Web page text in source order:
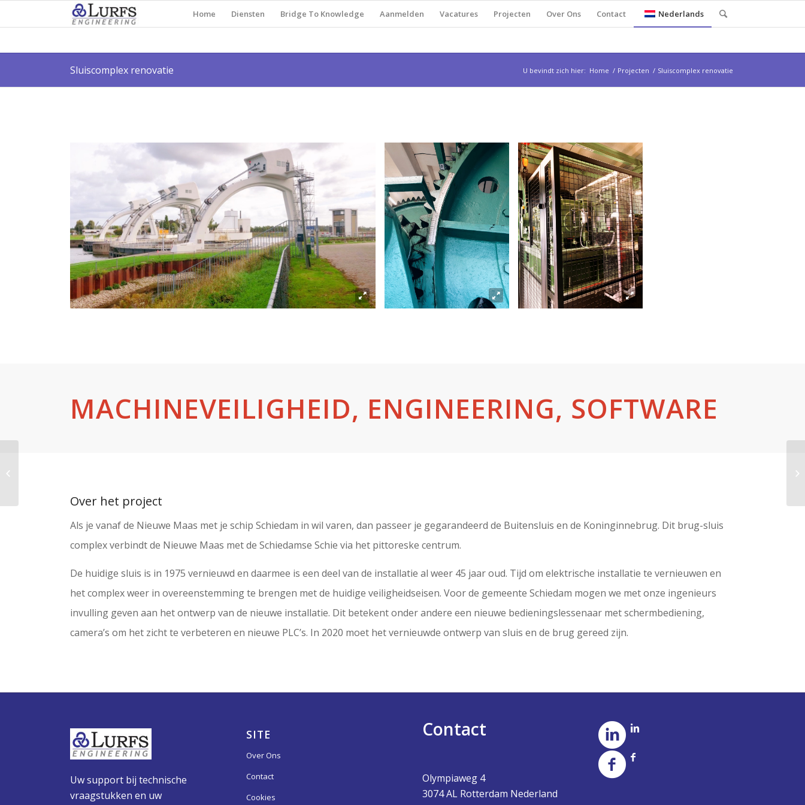
Home Diensten Bridge To Knowledge Aanmelden Vacatures Projecten Over Ons Contact Nederlands
Sluiscomplex renovatie U bevindt zich hier: Home / Projecten / Sluiscomplex renovatie
MACHINEVEILIGHEID, ENGINEERING, SOFTWARE
Over het project
Als je vanaf de Nieuwe Maas met je schip Schiedam in wil varen, dan passeer je gegarandeerd de Buitensluis en de Koninginnebrug. Dit brug-sluis
complex verbindt de Nieuwe Maas met de Schiedamse Schie via het pittoreske centrum.
De huidige sluis is in 1975 vernieuwd en daarmee is een deel van de installatie al weer 45 jaar oud. Tijd om elektrische installatie te vernieuwen en
het complex weer in overeenstemming te brengen met de huidige veiligheidseisen. Voor de gemeente Schiedam mogen we met onze ingenieurs
invulling geven aan het ontwerp van de nieuwe installatie. Dit betekent onder andere een nieuwe bedieningslessenaar met schermbediening,
camera’s om het zicht te verbeteren en nieuwe PLC’s. In 2020 moet het vernieuwde ontwerp van sluis en de brug gereed zijn.
Uw support bij technische
vraagstukken en uw
SITE
Over Ons
Contact
Cookies
Contact
Olympiaweg 4
3074 AL Rotterdam Nederland